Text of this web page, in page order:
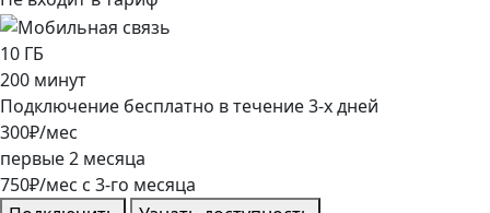
10 ГБ
200 минут
Подключение бесплатно в течение3-х дней
300₽/мес
первые2 месяца
750₽/мес c 3-го месяца